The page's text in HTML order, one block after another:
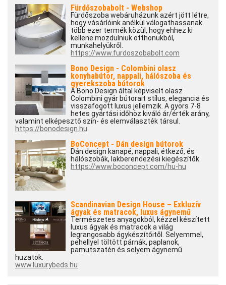
Fürdőszobabolt - Webshop
Fürdőszoba webáruházunk azért jött létre,
hogy vásárlóink anélkül válogathassanak
több ezer termék közül, hogy ehhez ki
kellene mozdulniuk otthonukból,
munkahelyükről.
https://www.furdoszobabolt.com
Bono Design - Colombini olasz
konyhabútor, nappali, hálószoba és
gyerekszoba bútorok
A Bono Design által képviselt olasz
Colombini gyár bútorait stílus, elegancia és
visszafogott luxus jellemzik. A gyors 7-8
hetes gyártási időhöz kiváló ár/érték arány,
valamint elképesztő szín- és elemválaszték társul.
https://bonodesign.hu
BoConcept - Dán design bútorok
Dán design kanapé, nappali, étkező, és
hálószobák, lakberendezési kiegészítők.
https://www.boconcept.com/hu-hu
Scandinavian Design House – Exkluzív
ágyak és matracok, luxus ágynemű
Természetes anyagokból, kézzel készített
luxus ágyak és matracok a világ
legrangosabb ágykészítőitől. Selyemmel,
pehellyel töltött párnák, paplanok,
pamutszatén és selyem ágynemű
huzatok.
www.luxurybeds.hu